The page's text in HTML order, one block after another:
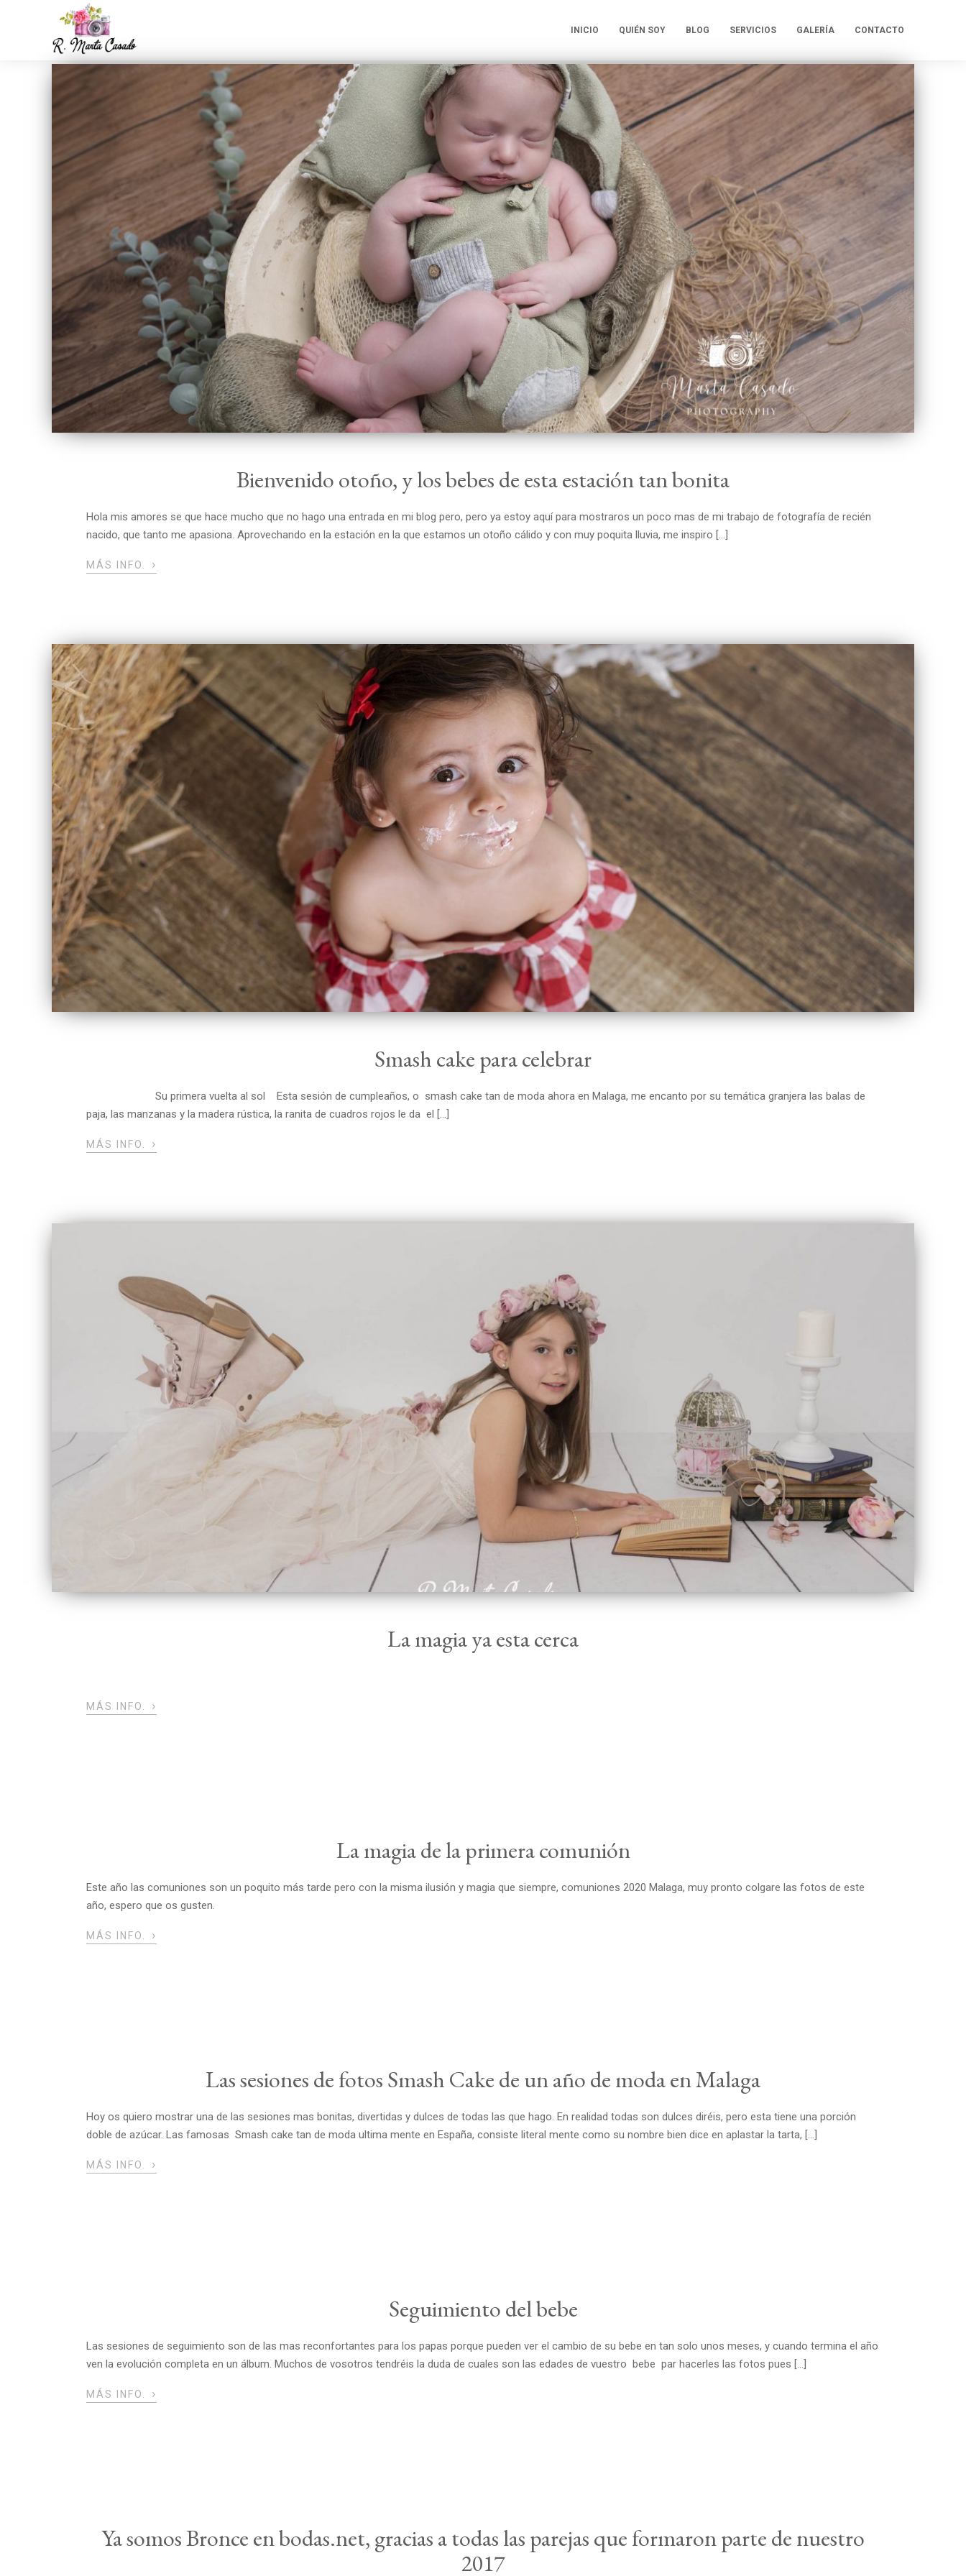
INICIO QUIÉN SOY BLOG SERVICIOS GALERÍA CONTACTO
Bienvenido otoño, y los bebes de esta estación tan bonita
Hola mis amores se que hace mucho que no hago una entrada en mi blog pero, pero ya estoy aquí para mostraros un poco mas de mi trabajo de fotografía de recién
nacido, que tanto me apasiona. Aprovechando en la estación en la que estamos un otoño cálido y con muy poquita lluvia, me inspiro […]
MÁS INFO. ›
Smash cake para celebrar
Su primera vuelta al sol Esta sesión de cumpleaños, o smash cake tan de moda ahora en Malaga, me encanto por su temática granjera las balas de
paja, las manzanas y la madera rústica, la ranita de cuadros rojos le da el […]
MÁS INFO. ›
La magia ya esta cerca
MÁS INFO. ›
La magia de la primera comunión
Este año las comuniones son un poquito más tarde pero con la misma ilusión y magia que siempre, comuniones 2020 Malaga, muy pronto colgare las fotos de este
año, espero que os gusten.
MÁS INFO. ›
Las sesiones de fotos Smash Cake de un año de moda en Malaga
Hoy os quiero mostrar una de las sesiones mas bonitas, divertidas y dulces de todas las que hago. En realidad todas son dulces diréis, pero esta tiene una porción
doble de azúcar. Las famosas Smash cake tan de moda ultima mente en España, consiste literal mente como su nombre bien dice en aplastar la tarta, […]
MÁS INFO. ›
Seguimiento del bebe
Las sesiones de seguimiento son de las mas reconfortantes para los papas porque pueden ver el cambio de su bebe en tan solo unos meses, y cuando termina el año
ven la evolución completa en un álbum. Muchos de vosotros tendréis la duda de cuales son las edades de vuestro bebe par hacerles las fotos pues […]
MÁS INFO. ›
Ya somos Bronce en bodas.net, gracias a todas las parejas que formaron parte de nuestro
2017